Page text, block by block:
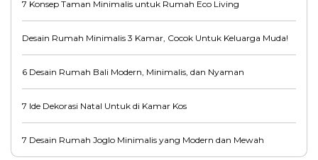
7 Konsep Taman Minimalis untuk Rumah Eco Living
Desain Rumah Minimalis 3 Kamar, Cocok Untuk Keluarga Muda!
6 Desain Rumah Bali Modern, Minimalis, dan Nyaman
7 Ide Dekorasi Natal Untuk di Kamar Kos
7 Desain Rumah Joglo Minimalis yang Modern dan Mewah